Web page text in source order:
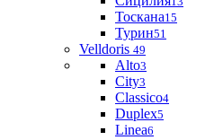
Тоскана15
Турин51
Velldoris 49
Alto3
City3
Classico4
Duplex5
Linea6